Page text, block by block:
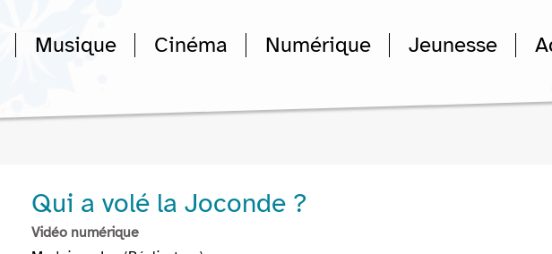
Musique Cinéma Numérique Jeunesse
Qui a volé la Joconde ?
Vidéo numérique